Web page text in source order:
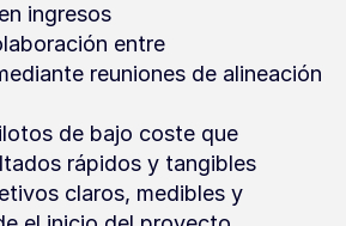
ingresos
reuniones de alineación
rápidos y tangibles